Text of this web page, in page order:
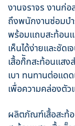
งานจราจร งานก่
ถึงพนักงานซ่อมบ
พร้อมแถบสะท้อน
เห็นได้ง่ายและชัด
เสื้อก๊ักสะท้อนแส
เบา ทนทานต่อแด
เพื่อความคล่องตัว
ผลิตภัณฑ์เสื้อสะท้